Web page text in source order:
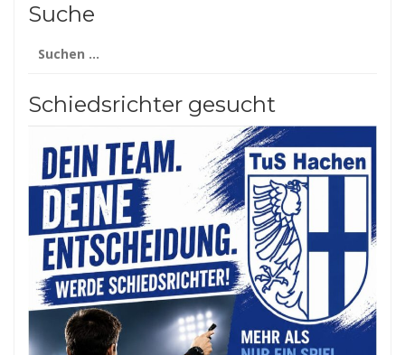
Suche
nach:
Schiedsrichter gesucht